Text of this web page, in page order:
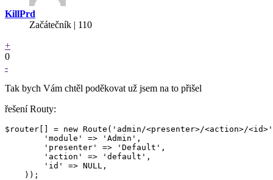
KillPrd
Začátečník | 110
+
0
-
Tak bych Vám chtěl poděkovat už jsem na to přišel
řešení Routy:
$router[] = new Route('admin/<presenter>/<action>/
        'module' => 'Admin',
        'presenter' => 'Default',
        'action' => 'default',
        'id' => NULL,
    ));